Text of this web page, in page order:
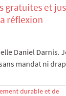
gratuites et
réflexion
Daniel Darnis.
mandat ni
durable et de